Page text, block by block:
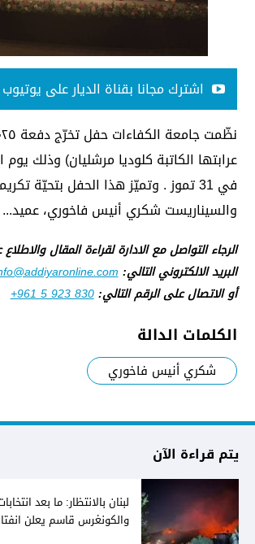
اشترك مجانا بقناة الديار على يوتيوب
عرابتها الكاتبة كلوديا مرشليان) وذلك
في 31 تموز . وتميّز هذا الحفل بتحيّة
والسيناريست شكري أنيس فاخوري، عميد...
الرجاء التواصل مع الادارة لقراءة المقال
البريد الالكتروني التالي:
أو الاتصال على الرقم التالي:+961 5 923 830
الكلمات الدالة
شكري أنيس فاخوري
يتم قراءة الآن
لبنان بالانتظار: ما بعد
والكونغرس قاسم يعلن